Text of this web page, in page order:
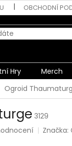
OBCHODNÍ
Hry Merch
Ogroid
3129
Značka: